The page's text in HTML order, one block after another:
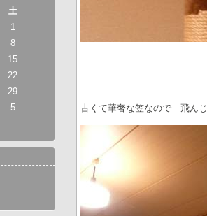
土
1
8
15
22
29
5 古くて華奢な笠なので 飛ん